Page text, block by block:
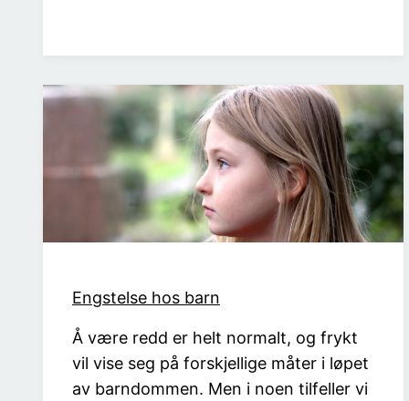
Engstelse hos barn
Å være redd er helt normalt, og frykt
vil vise seg på forskjellige måter i løpet
av barndommen. Men i noen tilfeller vi